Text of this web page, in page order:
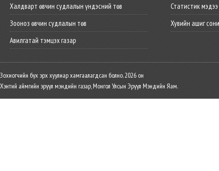
Халдварт өвчин судлалын үндэсний төв
Зооноз өвчин судлалын төв
Авилгатай тэмцэх газар
Статистик мэдээ
Хувийн ашиг
Зохиогчийн бүх эрх хуулиар хамгаалагдсан болно. 2026 он
Хэнтий аймгийн эрүүл мэндийн газар, Монгол Улсын Эрүүл Мэндийн Яам.